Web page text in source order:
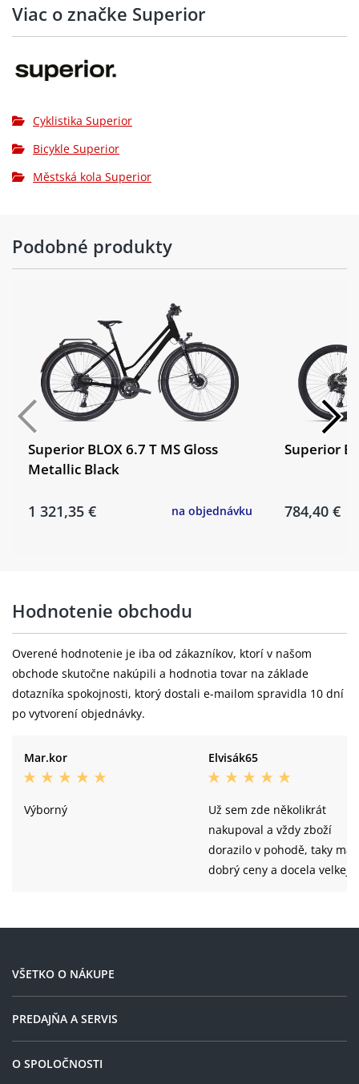
Přehazovačka:
SHIMANO ESSA RD-U2000, Shadow
Brzdy:
kotouče:
Rotor 160mm
SHIMANO BB-UN101, 122.5mm, BSA,
FSA NO.80, ICR, Semi-Cartrige, 1-1/8"
Pedály: Bearing Pedals with reflector, PP Body
Ráfky: STARS J25D, Disc, 32H
Přední náboj:
M9X100mm, QR Type
Pláště: Rubena Cheetah, 29x2,1"
Zadní ráfek: STARS J25D, Disc, 32H
Viac o značke Superior
Cyklistika Superior
Bicykle Superior
Městská kola Superior
Podobné produkty
Superior BLOX 6.7 T MS Gloss
Metallic Black
1 321,35 € na objednávku
Superior
784,40 €
Hodnotenie obchodu
Overené hodnotenie je iba od zákazníkov, ktorí v našom
obchode skutočne nakúpili a hodnotia tovar na základe
dotazníka spokojnosti, ktorý dostali e-mailom spravidla 10 dní
po vytvorení objednávky.
Mar.kor
Výborný
Elvisák65
Už sem zde několikrát
nakupoval a vždy zboží
dorazilo v pohodě, taky maj
dobrý ceny a docela velkej
VŠETKO O NÁKUPE
PREDAJŇA A SERVIS
O SPOLOČNOSTI